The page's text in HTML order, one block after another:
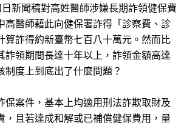
新聞稿對高姓醫師涉嫌長期詐領健保費
高醫師藉此向健保署詐得「診察費、診
算詐得約新臺幣七百八十萬元。然而比
詐領期間長達十年以上，詐領金額高達
制度上到底出了什麼問題？
保案件，基本上均適用刑法詐欺取財及
，且若達成和解或已補償健保費用，量